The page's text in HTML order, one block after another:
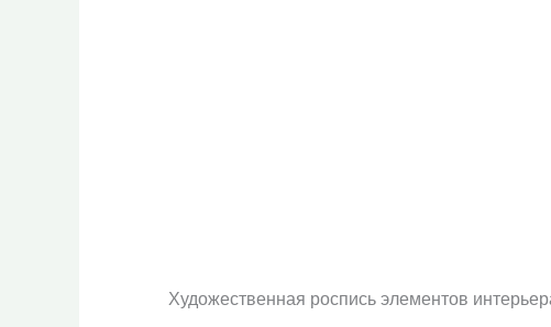
Художественная роспись элементов